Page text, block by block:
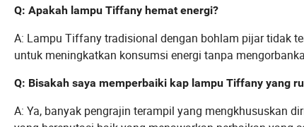
Q: Apakah lampu Tiffany hemat energi?
A: Lampu Tiffany tradisional dengan bohlam pijar tidak
untuk meningkatkan konsumsi energi tanpa
Q: Bisakah saya memperbaiki kap lampu Tiffany yang
A: Ya, banyak pengrajin terampil yang mengkhususkan